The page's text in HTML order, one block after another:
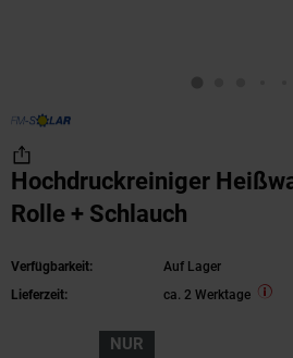
Hochdruckreiniger
Rolle + Schlauch
Verfügbarkeit:
Auf Lager
Lieferzeit:
ca. 2 Werktage
NUR